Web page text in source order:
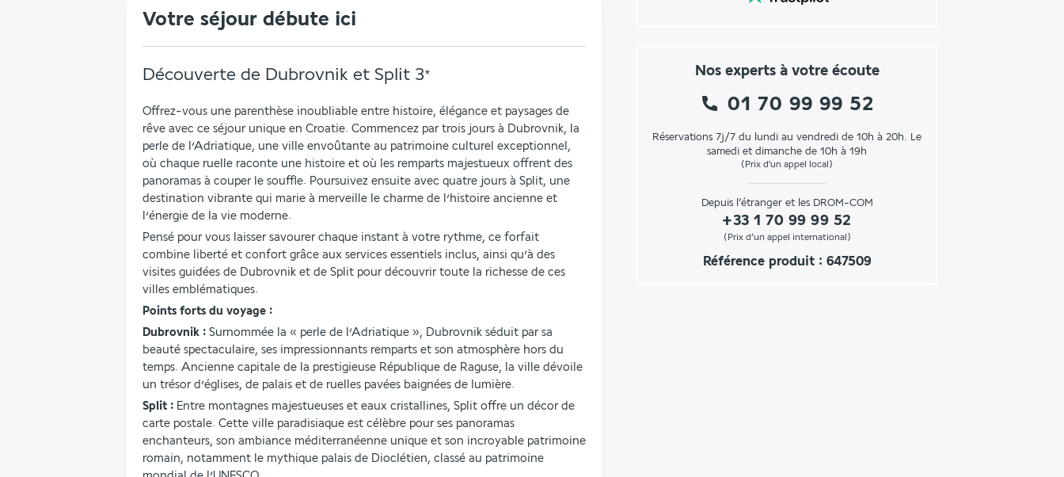
Nos experts à votre écoute
01 70 99 99 52
Réservations 7j/7 du lundi au vendredi de 10h à 20h. Le
samedi et dimanche de 10h à 19h
(Prix d'un appel local)
Depuis l’étranger et les DROM-COM
+33 1 70 99 99 52
(Prix d’un appel international)
Référence produit : 647509
Votre séjour débute ici
Découverte de Dubrovnik et Split 3*
Offrez-vous une parenthèse inoubliable entre histoire, élégance et paysages de
rêve avec ce séjour unique en Croatie. Commencez par trois jours à Dubrovnik, la
perle de l’Adriatique, une ville envoûtante au patrimoine culturel exceptionnel,
où chaque ruelle raconte une histoire et où les remparts majestueux offrent des
panoramas à couper le souffle. Poursuivez ensuite avec quatre jours à Split, une
destination vibrante qui marie à merveille le charme de l’histoire ancienne et
l’énergie de la vie moderne.
Pensé pour vous laisser savourer chaque instant à votre rythme, ce forfait
combine liberté et confort grâce aux services essentiels inclus, ainsi qu’à des
visites guidées de Dubrovnik et de Split pour découvrir toute la richesse de ces
villes emblématiques.
Points forts du voyage :
Dubrovnik : Surnommée la « perle de l’Adriatique », Dubrovnik séduit par sa
beauté spectaculaire, ses impressionnants remparts et son atmosphère hors du
temps. Ancienne capitale de la prestigieuse République de Raguse, la ville dévoile
un trésor d’églises, de palais et de ruelles pavées baignées de lumière.
Split : Entre montagnes majestueuses et eaux cristallines, Split offre un décor de
carte postale. Cette ville paradisiaque est célèbre pour ses panoramas
enchanteurs, son ambiance méditerranéenne unique et son incroyable patrimoine
romain, notamment le mythique palais de Dioclétien, classé au patrimoine